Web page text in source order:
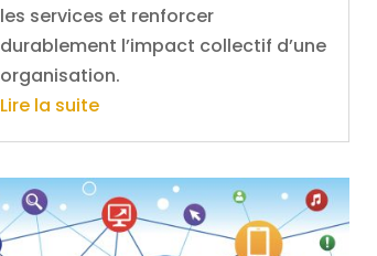
les services et renforcer
durablement l’impact collectif d’une
organisation.
Lire la suite